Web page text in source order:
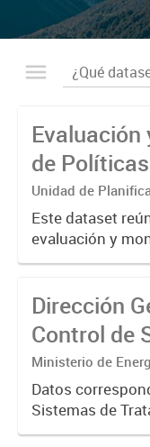
de
Unidad de
Políticas Sociales
Este dataset
evaluación y
políticas
Humano,
Mujeres.
Dirección
Control de
Efluentes
Ministerio de
Naturales.
Recursos
de Control de
de Efluentes...
Datos
Sistemas de
Efluentes